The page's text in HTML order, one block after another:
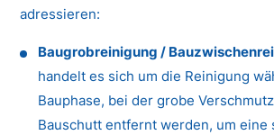
adressieren:
Baugrobreinigung /
handelt es sich um die Reinigung
Bauphase, bei der grobe
Bauschutt entfernt werden, um eine